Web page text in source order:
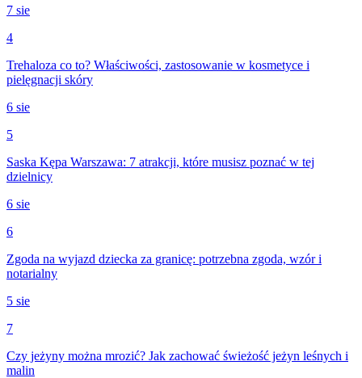
7 sie
4
Trehaloza co to? Właściwości, zastosowanie w kosmetyce i
pielęgnacji skóry
6 sie
5
Saska Kępa Warszawa: 7 atrakcji, które musisz poznać w tej
dzielnicy
6 sie
6
Zgoda na wyjazd dziecka za granicę: potrzebna zgoda, wzór i
notarialny
5 sie
7
Czy jeżyny można mrozić? Jak zachować świeżość jeżyn leśnych i
malin